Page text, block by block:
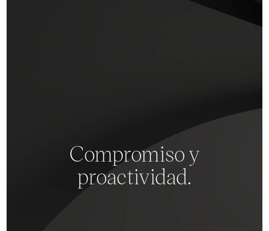
Compromiso y
proactividad.